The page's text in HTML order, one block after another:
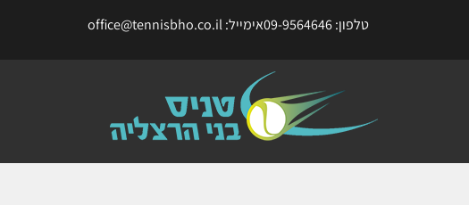
טלפון: 09-9564646 אימייל: office@tennisbho.co.il